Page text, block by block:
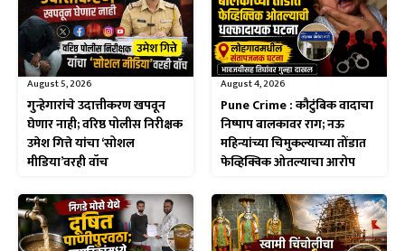
August 5, 2026
गुन्हेगारांचे उदात्तीकरण खपवून
घेणार नाही; वरिष्ठ पोलीस निरीक्षक
उमेश गित्ते यांचा ‘सोशल
मीडिया’वरही वॉच
August 4, 2026
Pune Crime : कौटुंबिक वादाचा
निष्पाप बालकावर राग; नऊ
महिन्यांच्या चिमुकल्याच्या तोंडात
फेव्हिक्विक ओतल्याचा आरोप